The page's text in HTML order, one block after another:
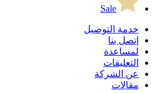
Sale
خدمة التوصيل
إتصل بنا
لمساعدة
التعليقات
عن الشركة
مقالات